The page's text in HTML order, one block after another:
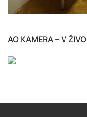
AO KAMERA – V ŽIVO